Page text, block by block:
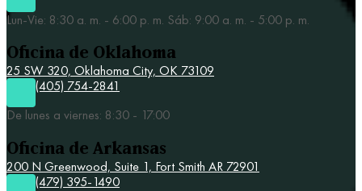
Lun-Vie: 8:30 a. m. - 6:00 p. m. Sáb: 9:00 a. m. - 5:00 p. m.
Oficina de Oklahoma
25 SW 320, Oklahoma City, OK 73109
(405) 754-2841
De lunes a viernes: 8:30 - 17:00
Oficina de Arkansas
200 N Greenwood, Suite 1, Fort Smith AR 72901
(479) 395-1490